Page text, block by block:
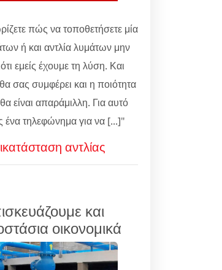
πώς να τοποθετήσετε μία
ή και αντλία λυμάτων μην
εμείς έχουμε τη λύση. Και
σας συμφέρει και η ποιότητα
είναι απαράμιλλη. Για αυτό
ένα τηλεφώνημα για να [...]"
αντλίας
και
οικονομικά